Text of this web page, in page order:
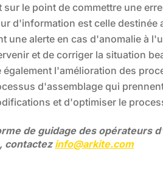
le point de commettre une
d'information est celle destinée
une alerte en cas d'anomalie à
et de corriger la situation
l'amélioration des
d'assemblage qui
et d'optimiser le
de guidage des opérateurs
contactez info@arkite.com